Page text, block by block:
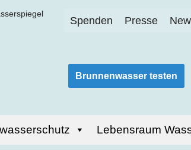
Spenden Presse
Brunnenwasser testen
Lebensraum